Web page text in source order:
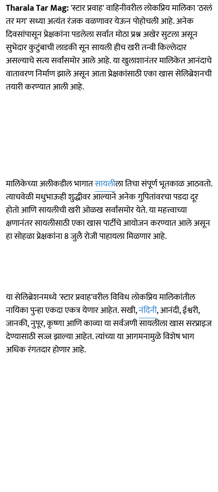
Tharala Tar Mag:'स्टार प्रवाह' वाहिनीवरील लोकप्रिय मालिका 'ठरलं
तर मग' सध्या अत्यंत रंजक वळणावर येऊन पोहोचली आहे. अनेक
दिवसांपासून प्रेक्षकांना पडलेला सर्वात मोठा प्रश्न अखेर सुटला असून
सुभेदार कुटुंबाची लाडकी सून सायली हीच खरी तन्वी किल्लेदार
असल्याचे सत्य सर्वांसमोर आले आहे. या खुलाशानंतर मालिकेत आनंदाचे
वातावरण निर्माण झाले असून आता प्रेक्षकांसाठी एका खास सेलिब्रेशनची
तयारी करण्यात आली आहे.
मालिकेच्या अलीकडील भागातसायलीला तिचा संपूर्ण भूतकाळ आठवतो.
त्याचवेळी मधुभाऊही शुद्धीवर आल्याने अनेक गुपितांवरचा पडदा दूर
होतो आणि सायलीची खरी ओळख सर्वांसमोर येते. या महत्त्वाच्या
क्षणानंतर सायलीसाठी एका खास पार्टीचे आयोजन करण्यात आले असून
हा सोहळा प्रेक्षकांना 8 जुलै रोजी पाहायला मिळणार आहे.
या सेलिब्रेशनमध्ये 'स्टार प्रवाह'वरील विविध लोकप्रिय मालिकांतील
नायिका पुन्हा एकदा एकत्र येणार आहेत. सखी,नंदिनी, आनंदी, ईश्वरी,
जानकी, नुपूर, कृष्णा आणि काव्या या सर्वजणी सायलीला खास सरप्राइज
देण्यासाठी सज्ज झाल्या आहेत. त्यांच्या या आगमनामुळे विशेष भाग
अधिक रंगतदार होणार आहे.